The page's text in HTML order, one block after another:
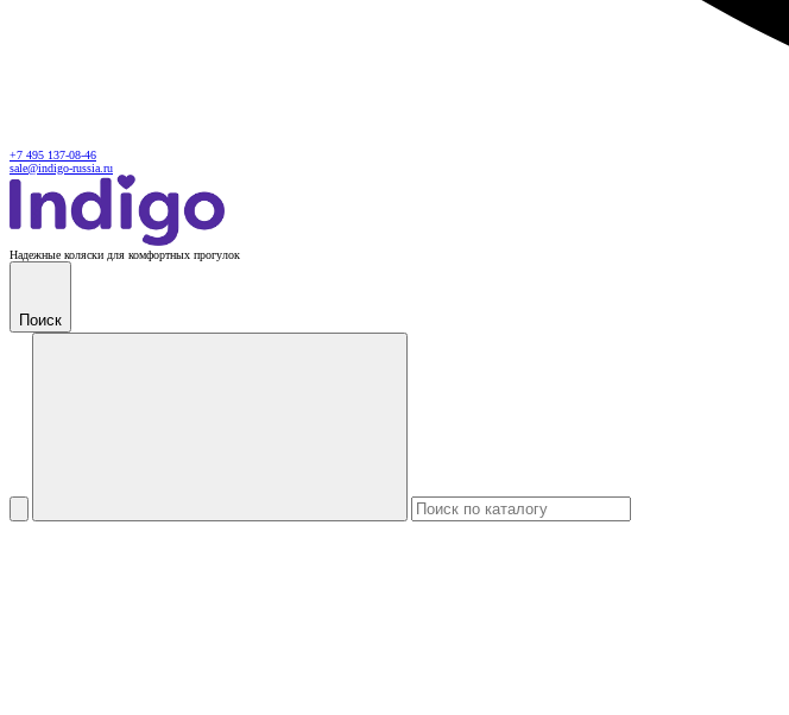
+7 495 137-08-46
sale@indigo-russia.ru
Надежные коляски для комфортных прогулок
Поиск